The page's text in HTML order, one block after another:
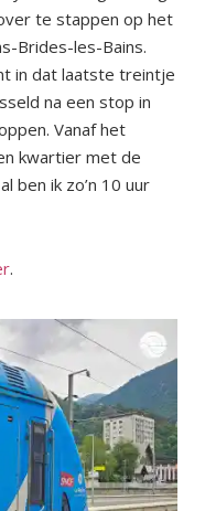
te stappen op het
Brides-les-Bains.
in dat laatste treintje
na een stop in
Vanaf het
kwartier met de
ben ik zo’n 10 uur
.